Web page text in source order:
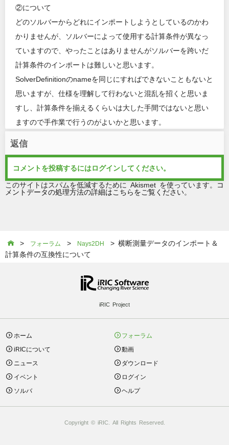
②について
どのソルバーからどれにインポートしようとしているのかわ
かりませんが、ソルバーによって使用する計算条件が異なっ
ていますので、やったことはありませんがソルバーを跨いだ
計算条件のインポートは難しいと思います。
SolverDefinitionのnameを同じにすればできないこともないと
思いますが、仕様を理解して行わないと混乱を招くと思いま
すし、計算条件を揃えるくらいは大した手間ではないと思い
ますので手作業で行うのがよいかと思います。
返信
コメントを投稿するにはログイン してください。
このサイトはスパムを低減するために Akismet を使っています。
コ
メントデータの処理方法の詳細はこちらをご覧ください
 > フォーラム > Nays2DH
> 横断測量データのインポート＆
計算条件の互換性について
iRIC Project
ホーム
iRICについて
ニュース
イベント
ソルバ
フォーラム
動画
ダウンロード
ログイン
ヘルプ
Copyright © iRIC. All Rights Reserved.